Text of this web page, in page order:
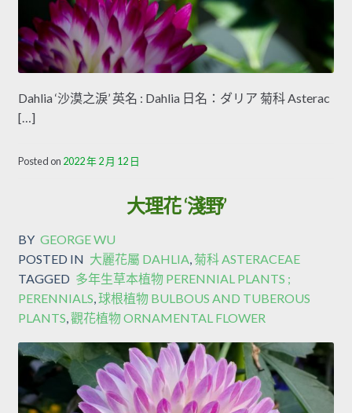
Dahlia ‘沙漠之淚’ 英名 : Dahlia 日名：ダリア 菊科 Asterac
[…]
Posted on 2022 年 2 月 12 日
大理花 ‘淺野’
BY GEORGE WU
POSTED IN 大麗花屬 DAHLIA, 菊科 ASTERACEAE
TAGGED 多年生草本植物 PERENNIAL PLANTS ;
PERENNIALS,球根植物 BULBOUS AND TUBEROUS
PLANTS,觀花植物 ORNAMENTAL FLOWER